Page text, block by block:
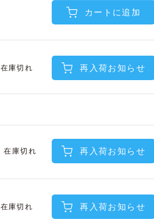
カートに追加
在庫切れ 再入荷お知らせ
在庫切れ 再入荷お知らせ
在庫切れ 再入荷お知らせ